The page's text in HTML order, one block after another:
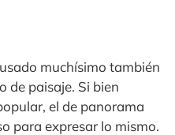
muchísimo también
de paisaje. Si bien
el de panorama
para expresar lo mismo.